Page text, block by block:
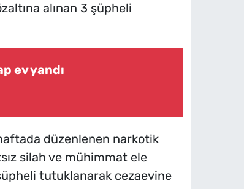
alınan 3 şüpheli
ev yandı
düzenlenen narkotik
silah ve mühimmat ele
tutuklanarak cezaevine